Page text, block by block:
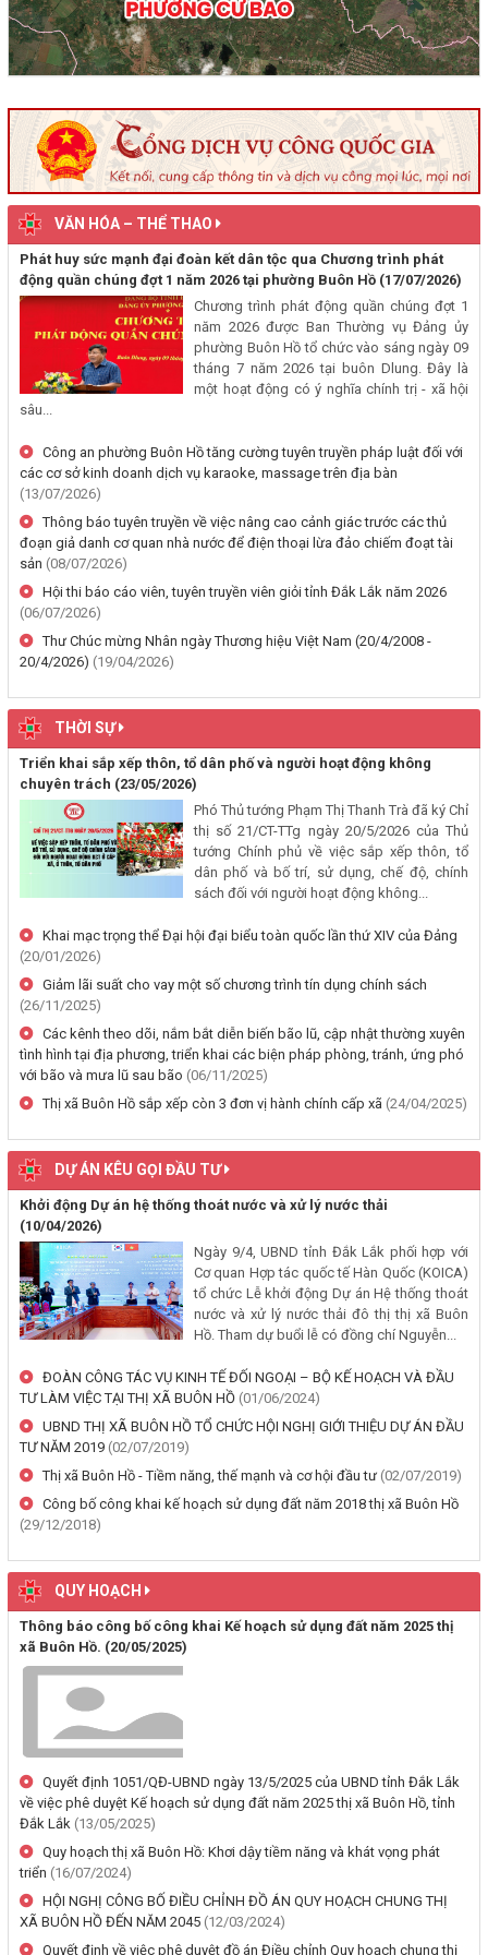
(30/07/2026, 00:00)
Thông báo về việc cấp Giấy chứng nhận xuất xứ hàng hoá (C/O) và
chấp thuận bằng văn bản cho thương nhân tự chứng nhận xuất xứ
hàng hoá xuất khẩu trên địa bàn tỉnh Đắk Lắk
(29/07/2026, 00:00)
Thông báo công khai về việc đo đạc, ký giáp ranh đối với thửa đất
số 59, tờ bản đồ số 89 thuộc Đoàn Kết 1, phường Buôn Hồ, tỉnh
Đắk Lắk do Nguyễn Thị Bích Liên và bà Nguyễn Thị Kiều Oanh;
thường trú tại TDP An Bình 4, phường Buôn Hồ, tỉnh Đắk Lắk đang
sử dụng
(29/07/2026, 00:00)
Thông báo về việc niêm yết, công khai hồ sơ mất Giấy chứng nhận
quyền sử dụng đất mang tên ông Cù Văn Châu và bà Nguyễn Thị
Kim Tâm. Thường trú tại: Phường Buôn Hồ, tỉnh Đắk Lắk
(29/07/2026, 00:00)
Thông báo về việc cấp giấy chứng nhận quyền sử dụng đất, tài sản
khác gắn liền với đất cho ông Lê Đình Lộc và ông Lê Đình Hậu sử
dụng đất tại phường Buôn Hồ, tỉnh Đắk Lắk
(24/07/2026, 00:00)
Thông báo về việc niêm yết công khai kết quả kiểm tra hồ sơ đăng
ký, cấp giấy chứng nhận diện tích tăng thêm của ông Nguyễn Tấn
Vương và bà Nguyễn Thị Liễu đang sử dụng đất tại phường Buôn
(20/07/2026, 00:00)
Thông báo về việc niêm yết, công khai hồ sơ cấp giấy chứng nhận
quyền sử dụng đất lần đầu 02 hồ sơ của các cá nhân đang sử dụng
đất tại Phường Buôn Hồ, tỉnh Đắk Lắk
(06/08/2026, 00:00)
Thông báo về việc niêm yết, công khai hồ sơ mất Giấy chứng nhận
Phường Buôn Hồ, tỉnh Đắk Lắk
(06/08/2026, 00:00)
Thông báo về việc niêm yết, công khai hồ sơ mất Giấy chứng nhận
quyền sử dụng đất mang tên ông Phạm Quốc Việt và bà Nông Thị
Ngọc Loan. Thường trú tại: Phường Buôn Hồ, tỉnh Đắk Lắk
V/v công khai Quyết định số 2412/QĐ-UBND ngày 31/7/2026 của
UBND tỉnh Đắk Lắk về việc bổ nhiệm hòa giải viên lao động trên địa
bàn tỉnh Đắk Lắk
(04/08/2026, 00:00)
Thông báo về việc niêm yết công khai Dự thảo phương án bồi
thường, hỗ trợ và bảng công khai phương án chi tiết kinh phí bồi
thường, hỗ trợ khi Nhà nước thu hồi đất để thực hiện Dự án: Cải
tạo, nâng cấp đường Nơ Trang Lơng (đoạn từ đường Nguyễn Hiền
(30/07/2026, 00:00)
Thông báo về việc cấp Giấy chứng nhận xuất xứ hàng hoá (C/O) và
chấp thuận bằng văn bản cho thương nhân tự chứng nhận xuất xứ
hàng hoá xuất khẩu trên địa bàn tỉnh Đắk Lắk
(29/07/2026, 00:00)
số 59, tờ bản đồ số 89 thuộc Đoàn Kết 1, phường Buôn Hồ, tỉnh
Đắk Lắk do Nguyễn Thị Bích Liên và bà Nguyễn Thị Kiều Oanh;
thường trú tại TDP An Bình 4, phường Buôn Hồ, tỉnh Đắk Lắk đang
sử dụng
(29/07/2026, 00:00)
Thông báo về việc niêm yết, công khai hồ sơ mất Giấy chứng nhận
quyền sử dụng đất mang tên ông Cù Văn Châu và bà Nguyễn Thị
Kim Tâm. Thường trú tại: Phường Buôn Hồ, tỉnh Đắk Lắk
(29/07/2026, 00:00)
Thông báo về việc cấp giấy chứng nhận quyền sử dụng đất, tài sản
khác gắn liền với đất cho ông Lê Đình Lộc và ông Lê Đình Hậu sử
dụng đất tại phường Buôn Hồ, tỉnh Đắk Lắk
(24/07/2026, 00:00)
VĂN HÓA – THỂ THAO
Phát huy sức mạnh đại đoàn kết dân tộc qua Chương trình phát
động quần chúng đợt 1 năm 2026 tại phường Buôn Hồ (17/07/2026)
Chương trình phát động quần chúng đợt 1
năm 2026 được Ban Thường vụ Đảng ủy
phường Buôn Hồ tổ chức vào sáng ngày 09
tháng 7 năm 2026 tại buôn Dlung. Đây là
một hoạt động có ý nghĩa chính trị - xã hội
sâu...
Công an phường Buôn Hồ tăng cường tuyên truyền pháp luật đối với
các cơ sở kinh doanh dịch vụ karaoke, massage trên địa bàn
(13/07/2026)
Thông báo tuyên truyền về việc nâng cao cảnh giác trước các thủ
đoạn giả danh cơ quan nhà nước để điện thoại lừa đảo chiếm đoạt tài
sản (08/07/2026)
Hội thi báo cáo viên, tuyên truyền viên giỏi tỉnh Đắk Lắk năm 2026
(06/07/2026)
Thư Chúc mừng Nhân ngày Thương hiệu Việt Nam (20/4/2008 -
20/4/2026) (19/04/2026)
THỜI SỰ
Triển khai sắp xếp thôn, tổ dân phố và người hoạt động không
chuyên trách (23/05/2026)
Phó Thủ tướng Phạm Thị Thanh Trà đã ký Chỉ
thị số 21/CT-TTg ngày 20/5/2026 của Thủ
tướng Chính phủ về việc sắp xếp thôn, tổ
dân phố và bố trí, sử dụng, chế độ, chính
sách đối với người hoạt động không...
Khai mạc trọng thể Đại hội đại biểu toàn quốc lần thứ XIV của Đảng
(20/01/2026)
Giảm lãi suất cho vay một số chương trình tín dụng chính sách
(26/11/2025)
Các kênh theo dõi, nắm bắt diễn biến bão lũ, cập nhật thường xuyên
tình hình tại địa phương, triển khai các biện pháp phòng, tránh, ứng phó
với bão và mưa lũ sau bão (06/11/2025)
Thị xã Buôn Hồ sắp xếp còn 3 đơn vị hành chính cấp xã (24/04/2025)
DỰ ÁN KÊU GỌI ĐẦU TƯ
Khởi động Dự án hệ thống thoát nước và xử lý nước thải
(10/04/2026)
Ngày 9/4, UBND tỉnh Đắk Lắk phối hợp với
Cơ quan Hợp tác quốc tế Hàn Quốc (KOICA)
tổ chức Lễ khởi động Dự án Hệ thống thoát
nước và xử lý nước thải đô thị thị xã Buôn
Hồ. Tham dự buổi lễ có đồng chí Nguyễn...
ĐOÀN CÔNG TÁC VỤ KINH TẾ ĐỐI NGOẠI – BỘ KẾ HOẠCH VÀ ĐẦU
TƯ LÀM VIỆC TẠI THỊ XÃ BUÔN HỒ (01/06/2024)
UBND THỊ XÃ BUÔN HỒ TỔ CHỨC HỘI NGHỊ GIỚI THIỆU DỰ ÁN ĐẦU
TƯ NĂM 2019 (02/07/2019)
Thị xã Buôn Hồ - Tiềm năng, thế mạnh và cơ hội đầu tư (02/07/2019)
Công bố công khai kế hoạch sử dụng đất năm 2018 thị xã Buôn Hồ
(29/12/2018)
QUY HOẠCH
Thông báo công bố công khai Kế hoạch sử dụng đất năm 2025 thị
xã Buôn Hồ. (20/05/2025)
Quyết định 1051/QĐ-UBND ngày 13/5/2025 của UBND tỉnh Đắk Lắk
về việc phê duyệt Kế hoạch sử dụng đất năm 2025 thị xã Buôn Hồ, tỉnh
Đắk Lắk (13/05/2025)
Quy hoạch thị xã Buôn Hồ: Khơi dậy tiềm năng và khát vọng phát
triển (16/07/2024)
HỘI NGHỊ CÔNG BỐ ĐIỀU CHỈNH ĐỒ ÁN QUY HOẠCH CHUNG THỊ
XÃ BUÔN HỒ ĐẾN NĂM 2045 (12/03/2024)
Quyết định về việc phê duyệt đồ án Điều chỉnh Quy hoạch chung thị